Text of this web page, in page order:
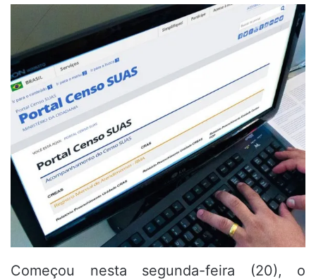
Começou nesta segunda-feira (20), o